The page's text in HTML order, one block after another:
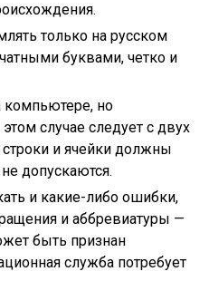
только на русском
буквами, четко и
компьютере, но
случае следует с двух
строки и ячейки должны
допускаются.
и какие-либо ошибки,
и аббревиатуры —
быть признан
служба потребует